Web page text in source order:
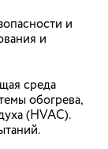
СРО.
и
и
среда
обогрева,
(HVAC).